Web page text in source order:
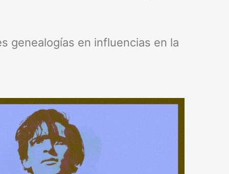
genealogías en influencias en la